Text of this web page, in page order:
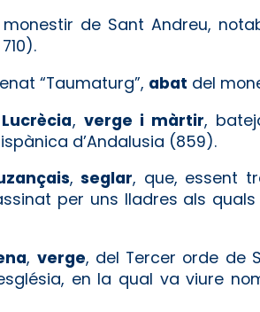
de Sant Andreu,
“Taumaturg”, abat del
, verge i màrtir,
d’Andalusia (859).
,seglar, que, essent
per uns lladres als
, verge, del Tercer orde de
en la qual va viure